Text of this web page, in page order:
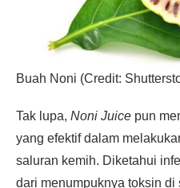
Buah Noni (Credit:
Tak lupa, Noni Juice pun
yang efektif dalam
saluran kemih. Diketahui
dari menumpuknya toksin